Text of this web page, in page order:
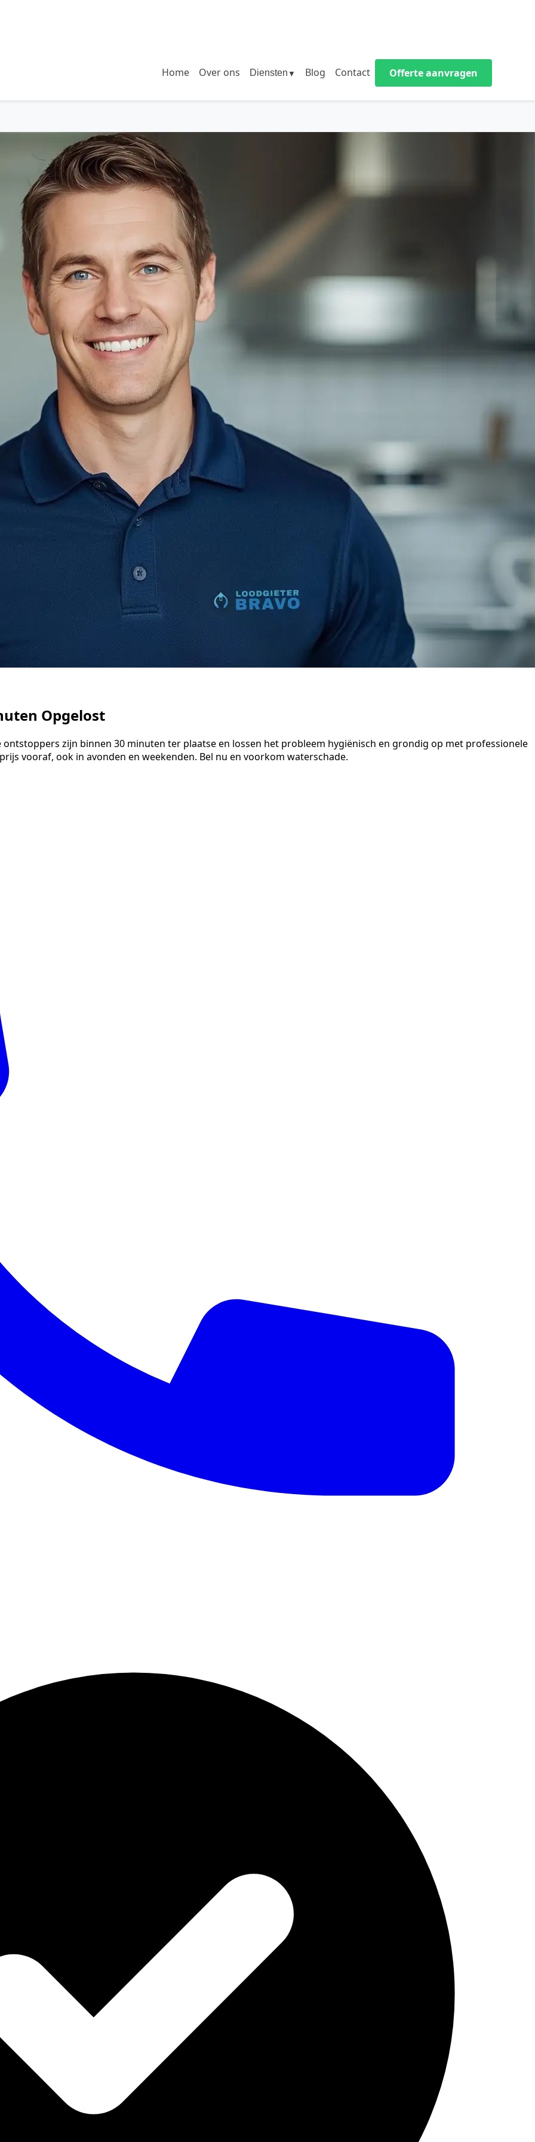
Home Over ons Diensten ▼ Blog Contact Offerte aanvragen
Opgelost
zijn binnen 30 minuten ter plaatse en lossen het probleem hygiënisch en grondig op met professionele
vooraf, ook in avonden en weekenden. Bel nu en voorkom waterschade.